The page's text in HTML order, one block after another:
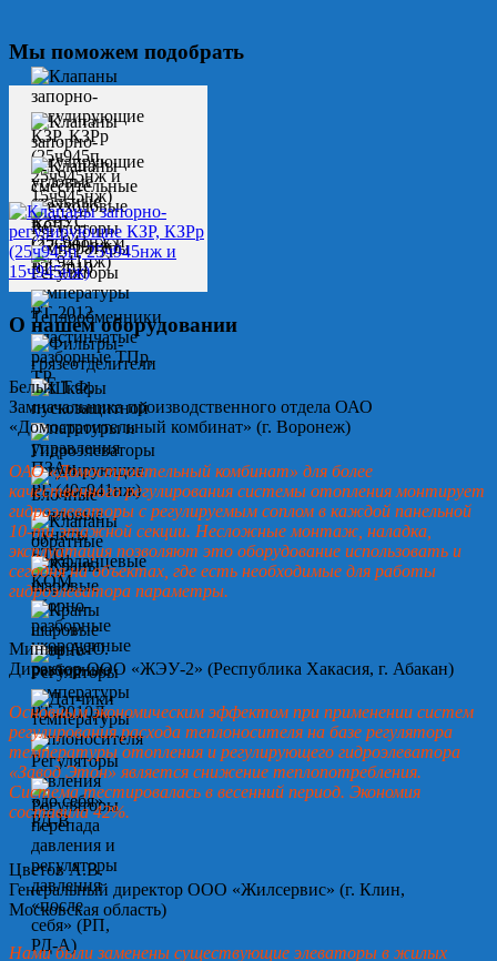
Мы поможем подобрать
О нашем оборудовании
Белых Т.Ф.
Замначальника производственного отдела ОАО
«Домостроительный комбинат» (г. Воронеж)
ОАО «Домостроительный комбинат» для более
качественного регулирования системы отопления монтирует
гидроэлеваторы с регулируемым соплом в каждой панельной
10-ти этажной секции. Несложные монтаж, наладка,
эксплуатация позволяют это оборудование использовать и
сегодня на объектах, где есть необходимые для работы
гидроэлеватора параметры.
Минин А.Ю.
Директор ООО «ЖЭУ-2» (Республика Хакасия, г. Абакан)
Основным экономическим эффектом при применении систем
регулирования расхода теплоносителя на базе регулятора
температуры отопления и регулирующего гидроэлеватора
«Завод Этон» является снижение теплопотребления.
Система тестировалась в весенний период. Экономия
составила 42%.
Цветов А.В.
Генеральный директор ООО «Жилсервис» (г. Клин,
Московская область)
Нами были заменены существующие элеваторы в жилых